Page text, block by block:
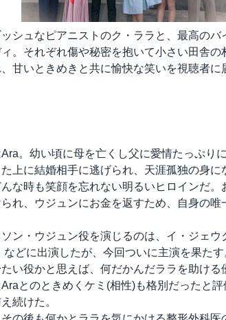
シュなピアニストのク・ララと、最高の
。それぞれ傷や秘密を抱いて小さい田舎
甘いときめきと共に愉快な笑いを視聴者に
。幼い頃に母を亡くし父に愛情たっぷり
上に結婚相手に逃げられ、天涯孤独の身
な時も笑顔を忘れない明るいヒロインだ
れ、ウジュンにお金を返すため、自身の
ン・ウジュン役を演じるのは、イ・ジェウ
などに出演したが、今回ついに主演を果た
い役かと思えば、何だかんだララを助け
とのときめくケミ(相性)も格別だったと
続けた。